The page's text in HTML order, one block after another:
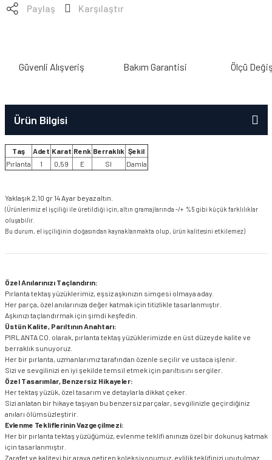
Paylaş Karşılaştır
Güvenli Alışveriş Bakım Garantisi Ölçü
Ürün Bilgisi
Taş Adet Karat Renk Berraklık Şekil
Pırlanta
1 0,59 E SI Damla
Yaklaşık 2,10 gr 14 Ayar beyaz altın.
(Ürünlerimiz el işçiliği ile üretildiği için, altın gramajlarında -/+ %5 gibi küçük farklılıklar
oluşabilir.
Bu durum, el işçiliğinin doğasından kaynaklanmakta olup, ürün kalitesini etkilemez)
Özel Anılarınızı Taçlandırın:
Pırlanta tektaş yüzüklerimiz, eşsiz aşkınızın simgesi olmaya aday.
Her parça, özel anılarınıza değer katmak için titizlikle tasarlanmıştır.
Aşkınızı taçlandırmak için şimdi keşfedin.
Üstün Kalite, Parıltının Anahtarı:
PIRLANTA CO. olarak, pırlanta tektaş yüzüklerimizde en üst düzeyde kalite ve
berraklık sunuyoruz.
Her bir pırlanta, uzmanlarımız tarafından özenle seçilir ve ustaca işlenir.
Sizi ve sevgilinizi en iyi şekilde temsil etmek için parıltısını sergiler.
Özel Tasarımlar, Benzersiz Hikayeler:
Her tektaş yüzük, özel tasarım ve detaylarla dikkat çeker.
Sizi anlatan bir hikaye taşıyan bu benzersiz parçalar, sevgilinizle geçirdiğiniz
anıları ölümsüzleştirir.
Evlenme Tekliflerinin Vazgeçilmezi:
Her bir pırlanta tektaş yüzüğümüz, evlenme teklifi anınıza özel bir dokunuş katmak
için tasarlanmıştır.
Zarafet ve kaliteyi bir araya getiren koleksiyonumuz, evlilik teklifinizi unutulmaz